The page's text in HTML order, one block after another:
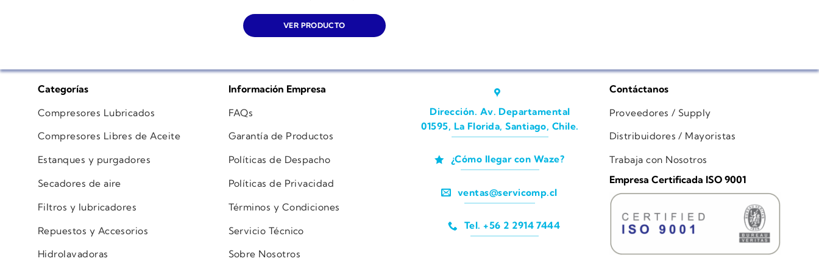
VER PRODUCTO
Categorías
Compresores Lubricados
Compresores Libres de Aceite
Estanques y purgadores
Secadores de aire
Filtros y lubricadores
Repuestos y Accesorios
Hidrolavadoras
Información Empresa
FAQs
Garantía de Productos
Políticas de Despacho
Políticas de Privacidad
Términos y Condiciones
Servicio Técnico
Sobre Nosotros
Dirección. Av. Departamental
01595, La Florida, Santiago, Chile.
¿Cómo llegar con Waze?
ventas@servicomp.cl
Tel. +56 2 2914 7444
Contáctanos
Proveedores / Supply
Distribuidores / Mayoristas
Trabaja con Nosotros
Empresa Certificada ISO 9001